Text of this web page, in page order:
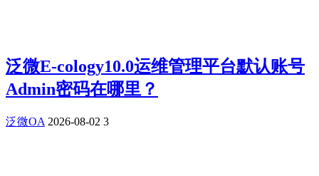
泛微E-cology10.0运维管理平台默认账号
Admin密码在哪里？
泛微OA 2026-08-02 3